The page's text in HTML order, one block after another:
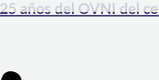
años del OVNI del